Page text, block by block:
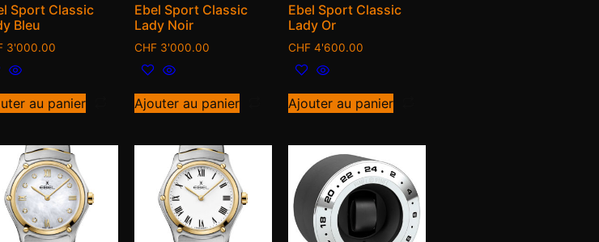
Sport Classic
Bleu
3'000.00
au panier
Ebel Sport Classic
Lady Noir
CHF 3'000.00
Ajouter au panier
Ebel Sport Classic
Lady Or
CHF 4'600.00
Ajouter au panier